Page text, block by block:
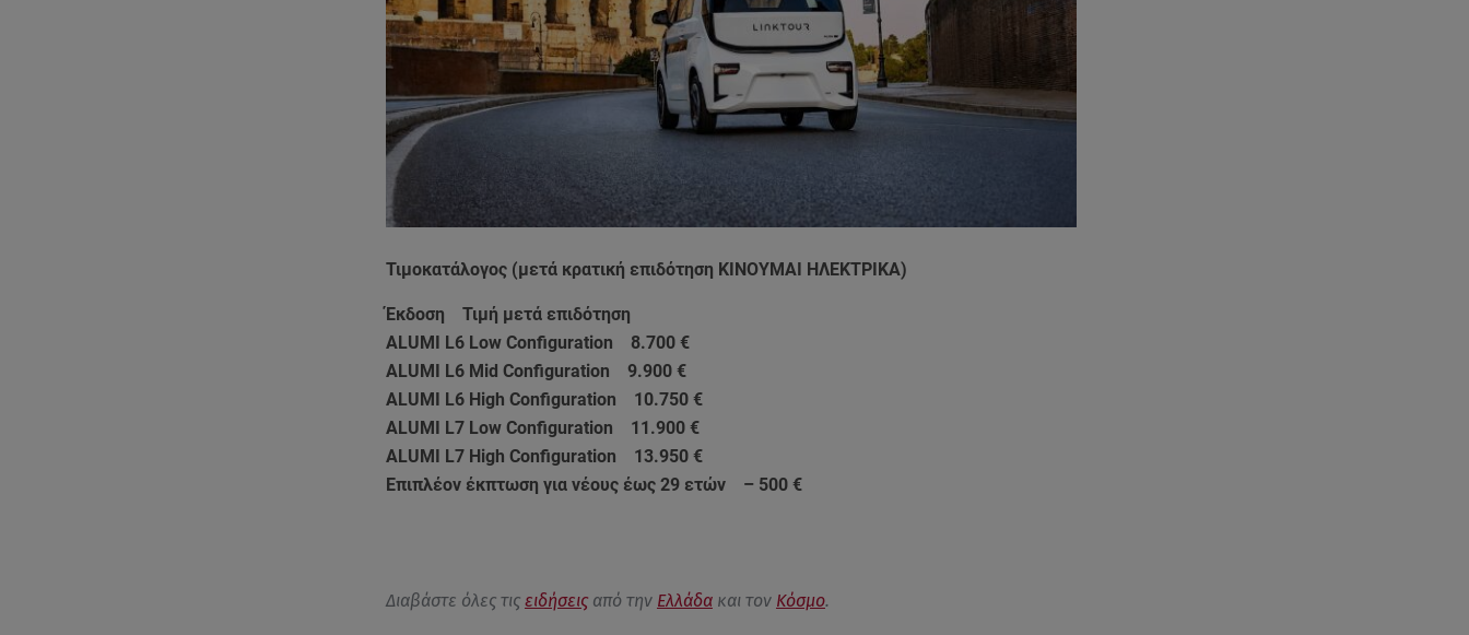
Τιμοκατάλογος (μετά κρατική επιδότηση ΚΙΝΟΥΜΑΙ ΗΛΕΚΤΡΙΚΑ)
Έκδοση Τιμή μετά επιδότηση
ALUMI L6 Low Configuration 8.700 €
ALUMI L6 Mid Configuration 9.900 €
ALUMI L6 High Configuration 10.750 €
ALUMI L7 Low Configuration 11.900 €
ALUMI L7 High Configuration 13.950 €
Επιπλέον έκπτωση για νέους έως 29 ετών – 500 €
Διαβάστε όλες τις ειδήσειςαπό την Ελλάδακαι τον Κόσμο.